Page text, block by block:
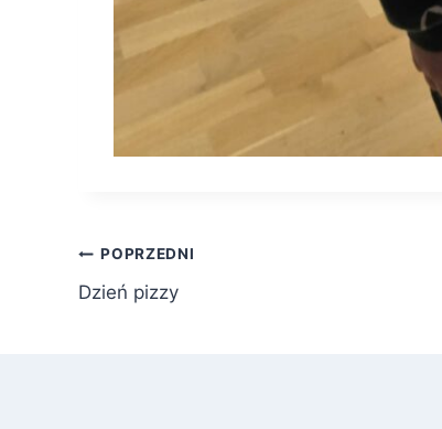
Nawigacja
wpisu
POPRZEDNI
Dzień pizzy